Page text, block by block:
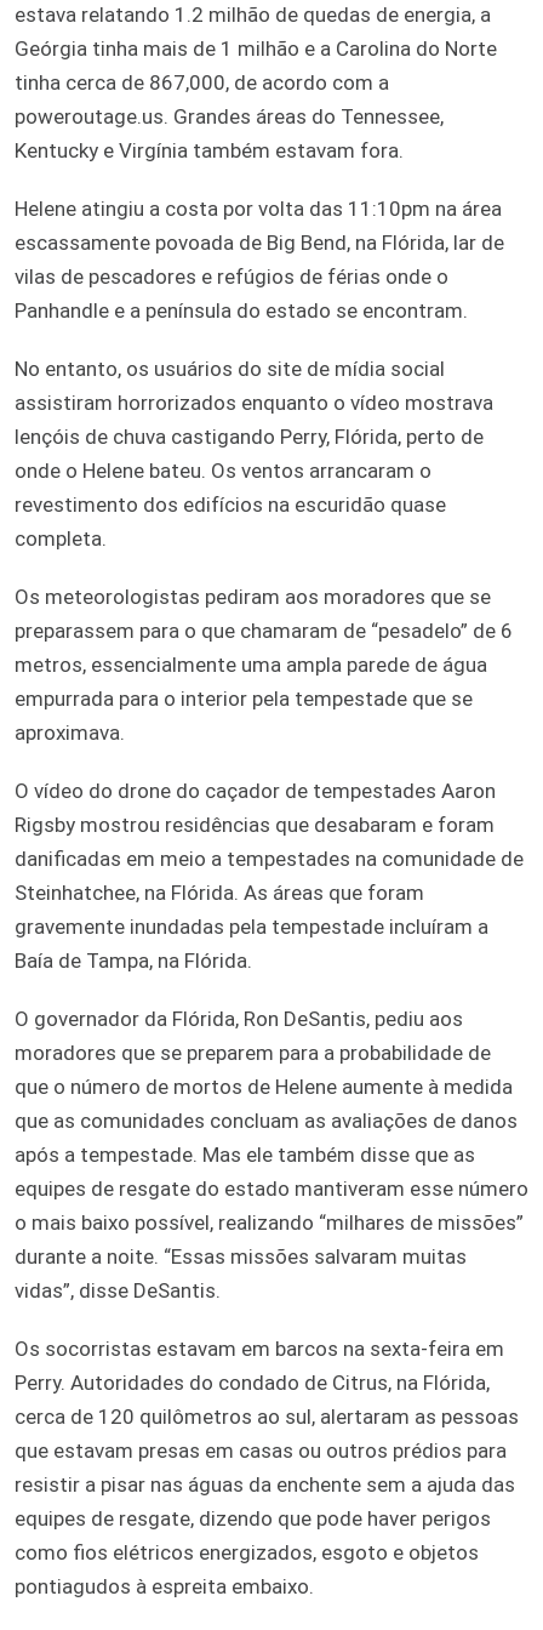
estava relatando 1.2 milhão de quedas de energia, a
Geórgia tinha mais de 1 milhão e a Carolina do Norte
tinha cerca de 867,000, de acordo com a
poweroutage.us. Grandes áreas do Tennessee,
Kentucky e Virgínia também estavam fora.
Helene atingiu a costa por volta das 11:10pm na área
escassamente povoada de Big Bend, na Flórida, lar de
vilas de pescadores e refúgios de férias onde o
Panhandle e a península do estado se encontram.
No entanto, os usuários do site de mídia social
assistiram horrorizados enquanto o vídeo mostrava
lençóis de chuva castigando Perry, Flórida, perto de
onde o Helene bateu. Os ventos arrancaram o
revestimento dos edifícios na escuridão quase
completa.
Os meteorologistas pediram aos moradores que se
preparassem para o que chamaram de “pesadelo” de 6
metros, essencialmente uma ampla parede de água
empurrada para o interior pela tempestade que se
aproximava.
O vídeo do drone do caçador de tempestades Aaron
Rigsby mostrou residências que desabaram e foram
danificadas em meio a tempestades na comunidade de
Steinhatchee, na Flórida. As áreas que foram
gravemente inundadas pela tempestade incluíram a
Baía de Tampa, na Flórida.
O governador da Flórida, Ron DeSantis, pediu aos
moradores que se preparem para a probabilidade de
que o número de mortos de Helene aumente à medida
que as comunidades concluam as avaliações de danos
após a tempestade. Mas ele também disse que as
equipes de resgate do estado mantiveram esse número
o mais baixo possível, realizando “milhares de missões”
durante a noite. “Essas missões salvaram muitas
vidas”, disse DeSantis.
Os socorristas estavam em barcos na sexta-feira em
Perry. Autoridades do condado de Citrus, na Flórida,
cerca de 120 quilômetros ao sul, alertaram as pessoas
que estavam presas em casas ou outros prédios para
resistir a pisar nas águas da enchente sem a ajuda das
equipes de resgate, dizendo que pode haver perigos
como fios elétricos energizados, esgoto e objetos
pontiagudos à espreita embaixo.